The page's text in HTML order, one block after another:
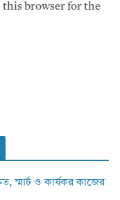
this browser for the
স্মার্ট ও কার্যকর কাজের